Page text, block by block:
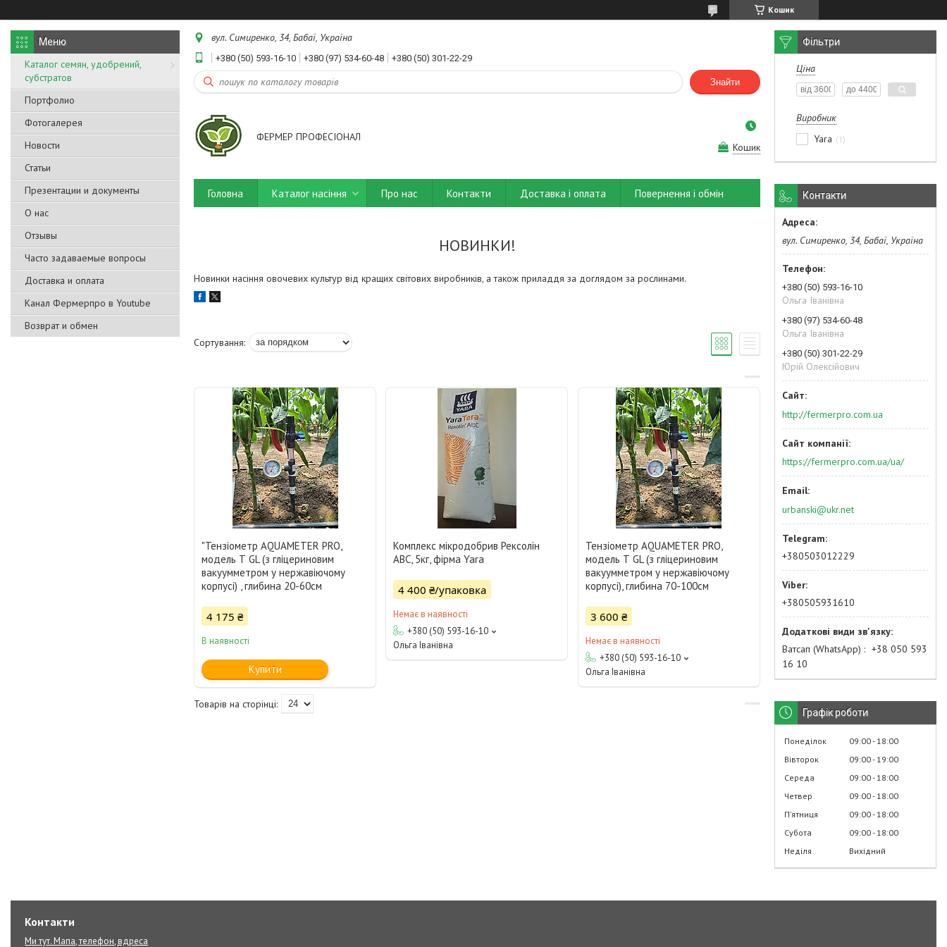
Кошик
Каталог семян, удобрений,
субстратов
Портфолио
Фотогалерея
Новости
Статьи
Презентации и документы
О нас
Отзывы
Часто задаваемые вопросы
Доставка и оплата
Канал Фермерпро в Youtube
Возврат и обмен
вул. Симиренко, 34, Бабаї, Україна
+380 (50) 593-16-10 +380 (97) 534-60-48 +380 (50) 301-22-29
Знайти
ФЕРМЕР ПРОФЕСІОНАЛ
Кошик
Головна Каталог насіння Про нас Контакти Доставка і оплата Повернення і обмін
НОВИНКИ!
Новинки насіння овочевих культур від кращих світових виробників, а також приладдя за доглядом за рослинами.
"Тензіометр AQUAMETER PRO,
модель Т GL (з гліцериновим
вакуумметром у нержавіючому
корпусі) , глибина 20-60см
4 175 ₴
В наявності
Купити
Комплекс мікродобрив Рексолін
АBC, 5кг, фірма Yara
4 400 ₴/упаковка
Немає в наявності
+380 (50) 593-16-10
Ольга Іванівна
Тензіометр AQUAMETER PRO,
модель Т GL (з гліцериновим
вакуумметром у нержавіючому
корпусі), глибина 70-100см
3 600 ₴
Немає в наявності
+380 (50) 593-16-10
Ольга Іванівна
Фільтри
Ціна
Виробник
Yara
1
Контакти
вул. Симиренко, 34, Бабаї, Україна
+380 (50) 593-16-10
Ольга Іванівна
+380 (97) 534-60-48
Ольга Іванівна
+380 (50) 301-22-29
Юрій Олексійович
http://fermerpro.com.ua
https://fermerpro.com.ua/ua/
urbanski@ukr.net
+380503012229
+380505931610
Ватсап (WhatsApp)
+38 050 593
16 10
Графік роботи
Понеділок 09:00 18:00
Вівторок
09:00 19:00
Середа
09:00 18:00
Четвер
09:00 18:00
Пʼятниця
09:00 18:00
Субота
09:00 18:00
Неділя
Вихідний
Контакти
Ми тут. Мапа, телефон, вдреса